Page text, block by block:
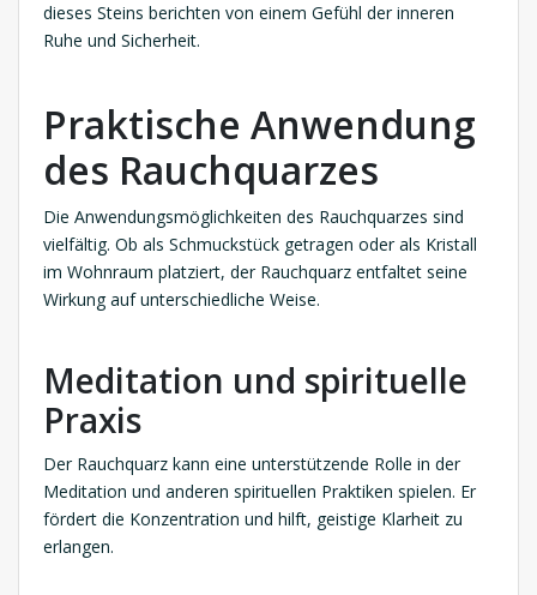
dieses Steins berichten von einem Gefühl der inneren
Ruhe und Sicherheit.
Praktische Anwendung
des Rauchquarzes
Die Anwendungsmöglichkeiten des Rauchquarzes sind
vielfältig. Ob als Schmuckstück getragen oder als Kristall
im Wohnraum platziert, der Rauchquarz entfaltet seine
Wirkung auf unterschiedliche Weise.
Meditation und spirituelle
Praxis
Der Rauchquarz kann eine unterstützende Rolle in der
Meditation und anderen spirituellen Praktiken spielen. Er
fördert die Konzentration und hilft, geistige Klarheit zu
erlangen.